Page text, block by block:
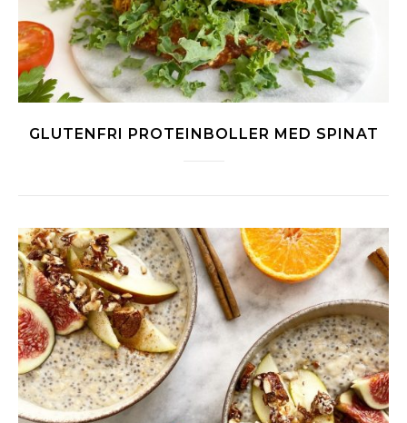
GLUTENFRI PROTEINBOLLER MED SPINAT